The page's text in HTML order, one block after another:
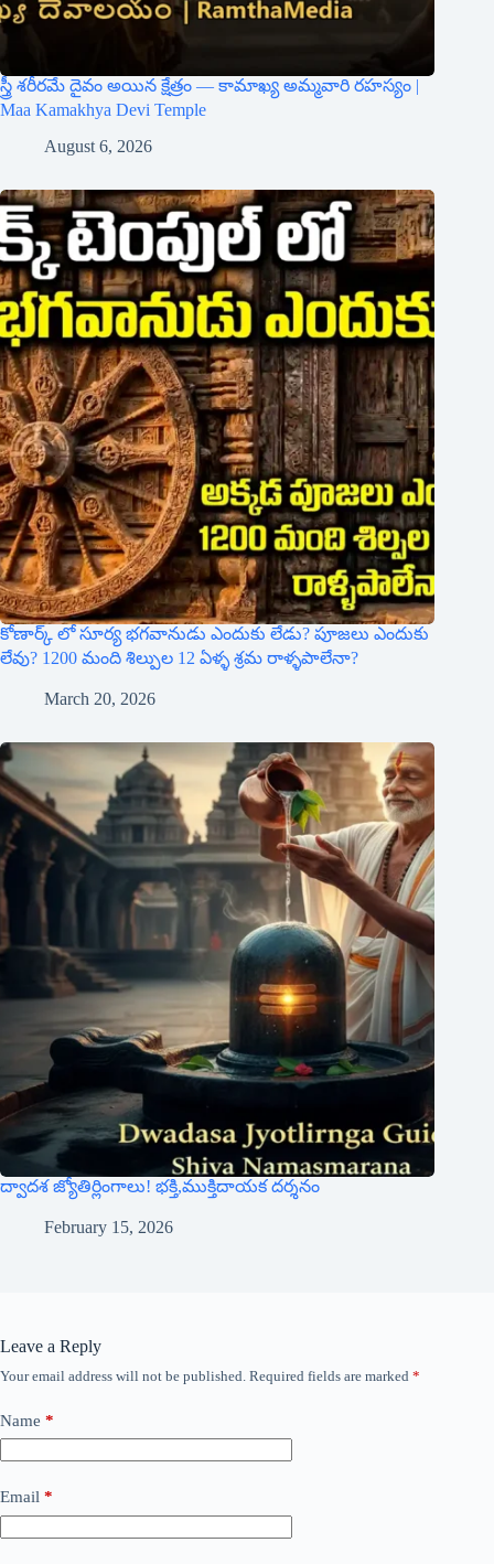
స్త్రీ శరీరమే దైవం అయిన క్షేత్రం — కామాఖ్య అమ్మవారి రహస్యం |
Maa Kamakhya Devi Temple
August 6, 2026
కోణార్క్ లో సూర్య భగవానుడు ఎందుకు లేడు? పూజలు ఎందుకు
లేవు? 1200 మంది శిల్పుల 12 ఏళ్ళ శ్రమ రాళ్ళపాలేనా?
March 20, 2026
ద్వాదశ జ్యోతిర్లింగాలు! భక్తి,ముక్తిదాయక దర్శనం
February 15, 2026
Leave a Reply
Your email address will not be published. Required fields are marked *
Name *
Email *